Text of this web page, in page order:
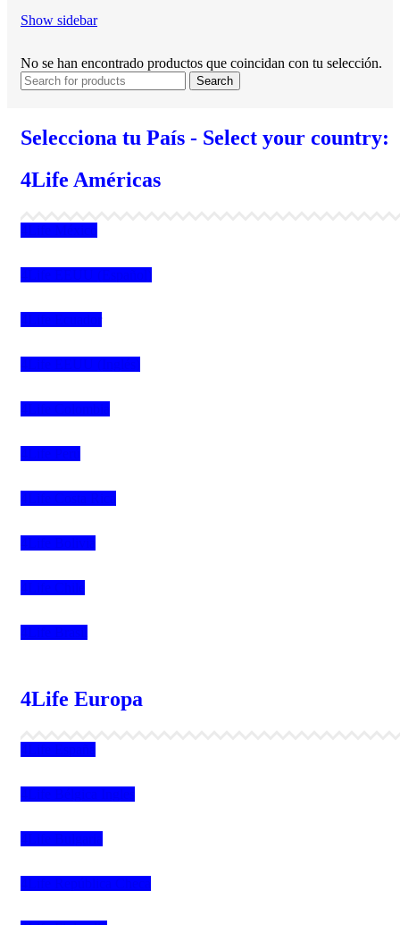
Show sidebar
No se han encontrado productos que coincidan con tu selección.
Search
Selecciona tu País - Select your country:
4Life Américas
4Life Europa